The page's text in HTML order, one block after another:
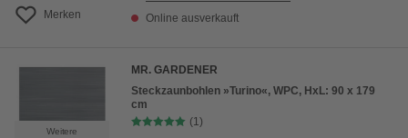
Merken Online ausverkauft
Weitere
MR. GARDENER
Steckzaunbohlen »Turino«, WPC, HxL: 90 x 179
cm
(1)